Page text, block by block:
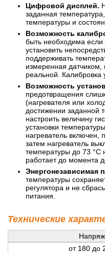
Цифровой дисплей.
заданная
температуры и
Возможность
быть необходима
установить
поддерживать
измеренная датчиком,
реальной. Калибровка
Возможность
предотвращения
(нагревателя или
достижении заданной
настроить величину
установки
нагреватель включен,
затем нагреватель
температуры до 73 °С
работает до момента
Энергонезависимая
температуры
регулятора и не
питания.
Технические
от 180 до